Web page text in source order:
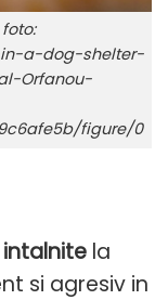
a-dog-shelter-
Orfanou-
figure/0
la
si agresiv in